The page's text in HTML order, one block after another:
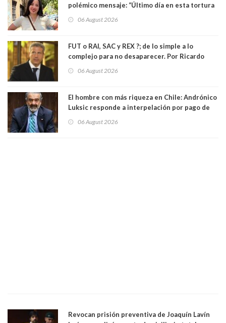
polémico mensaje: “Último día en esta tortura
06 August 2026
FUT o RAI, SAC y REX ?; de lo simple a lo
complejo para no desaparecer. Por Ricardo
06 August 2026
El hombre con más riqueza en Chile: Andrónico
Luksic responde a interpelación por pago de
día que me muera”
06 August 2026
Revocan prisión preventiva de Joaquín Lavín